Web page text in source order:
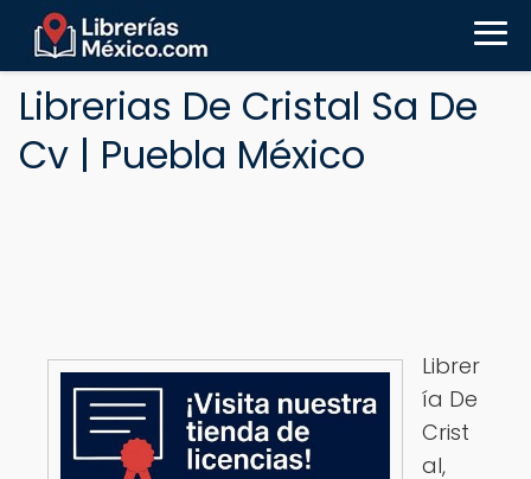
Librerias De Cristal Sa De
Cv | Puebla México
Librer
ía De
Crist
al,